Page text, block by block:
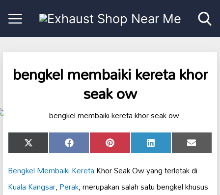
bengkel membaiki kereta khor
seak ow
Share
on
X
(Twitter)
Share
on
Facebook Share
on
Pinterest Share
on
LinkedIn Share
on
Email
Bengkel Membaiki KeretaKhor Seak Ow yang terletak di
Kuala Kangsar,Perak, merupakan salah satu bengkel khusus